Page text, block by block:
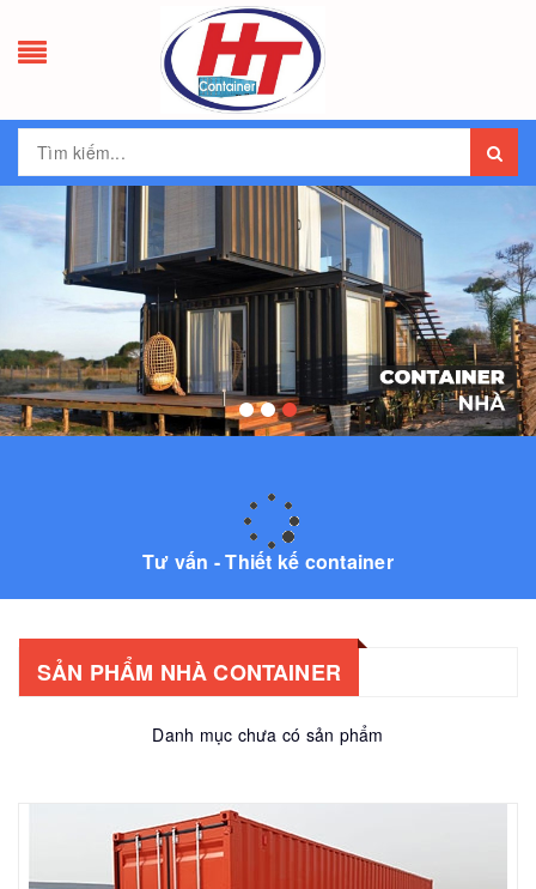
Tư vấn - Thiết kế container
SẢN PHẨM NHÀ CONTAINER
Danh mục chưa có sản phẩm